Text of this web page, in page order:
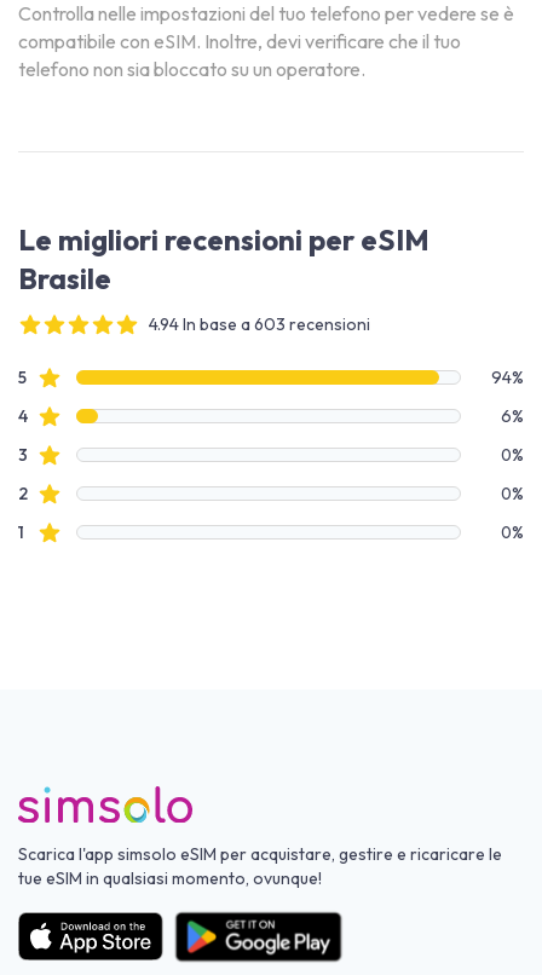
Controlla nelle impostazioni del tuo telefono per vedere se è
compatibile con eSIM. Inoltre, devi verificare che il tuo
telefono non sia bloccato su un operatore.
Le migliori recensioni per eSIM
Brasile
4.94 In base a 603 recensioni
Dati recensione
5recensioni con stelle
94%
4recensioni con stelle
6%
3 recensioni con stelle
0%
2recensioni con stelle
0%
1 recensioni con stelle 0%
Scarica l'app simsolo eSIM per acquistare, gestire e ricaricare le
tue eSIM in qualsiasi momento, ovunque!